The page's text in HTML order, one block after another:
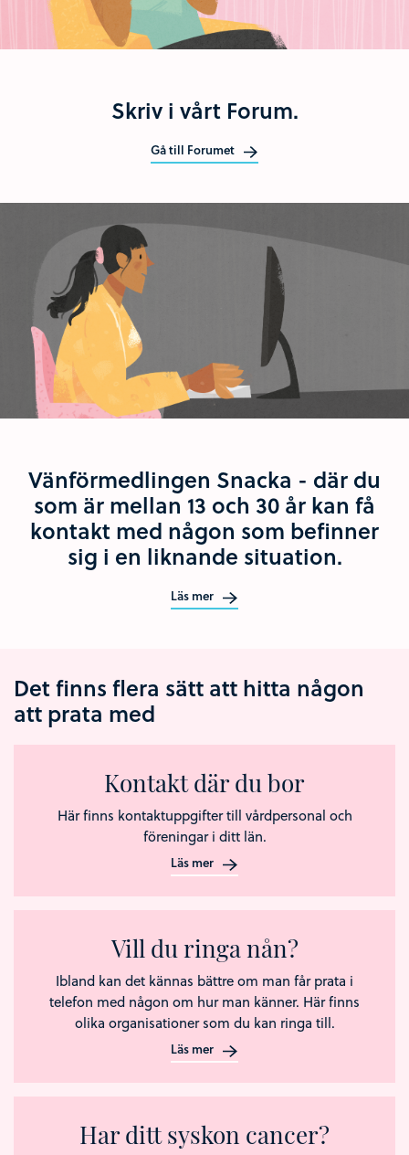
Skriv i vårt Forum.
Gå till Forumet
Vänförmedlingen Snacka - där du
som är mellan 13 och 30 år kan få
kontakt med någon som befinner
sig i en liknande situation.
Läs mer
Det finns flera sätt att hitta någon
att prata med
Kontakt där du bor
Här finns kontaktuppgifter till vårdpersonal och
föreningar i ditt län.
Läs mer
Vill du ringa nån?
Ibland kan det kännas bättre om man får prata i
telefon med någon om hur man känner. Här finns
olika organisationer som du kan ringa till.
Läs mer
Har ditt syskon cancer?